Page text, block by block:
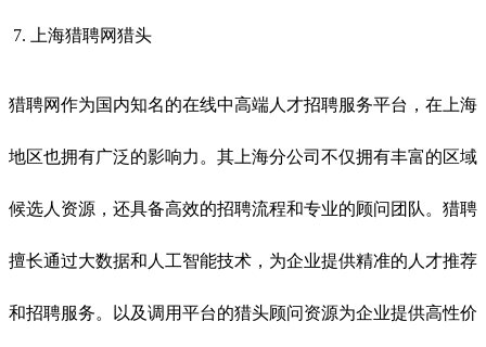
7. 上海猎聘网猎头
猎聘网作为国内知名的在线中高端人才招聘服务平台，在上海
地区也拥有广泛的影响力。其上海分公司不仅拥有丰富的区域
候选人资源，还具备高效的招聘流程和专业的顾问团队。猎聘
擅长通过大数据和人工智能技术，为企业提供精准的人才推荐
和招聘服务。以及调用平台的猎头顾问资源为企业提供高性价